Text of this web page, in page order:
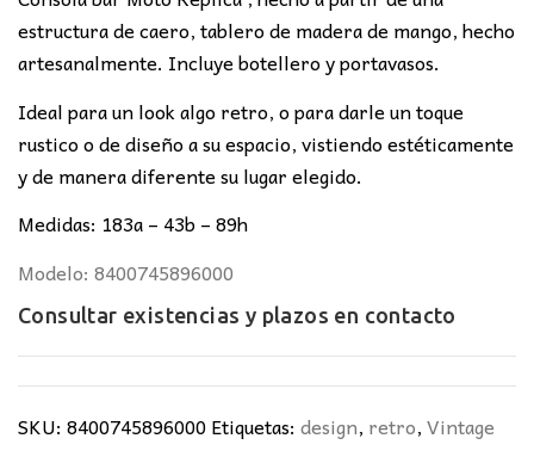
1.098,00€.912,00€.
estructura de caero, tablero de madera de mango, hecho
artesanalmente. Incluye botellero y portavasos.
Ideal para un look algo retro, o para darle un toque
rustico o de diseño a su espacio, vistiendo estéticamente
y de manera diferente su lugar elegido.
Medidas: 183a – 43b – 89h
Modelo: 8400745896000
Consultar existencias y plazos en contacto
SKU: 8400745896000Etiquetas: design, retro,Vintage